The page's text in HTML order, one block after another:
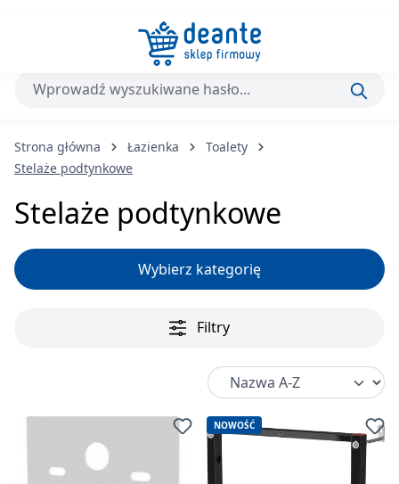
Przejdź do głównej zawartości
Strona główna Łazienka
Toalety
Stelaże podtynkowe
Stelaże podtynkowe
Wybierz kategorię
Filtry
NOWOŚĆ